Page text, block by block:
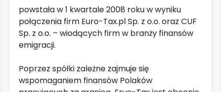
powstała w 1 kwartale 2008 roku w wyniku
połączenia firm Euro-Tax.pl Sp. z o.o. oraz CUF
Sp. z o.o. – wiodących firm w branży finansów
emigracji.
Poprzez spółki zależne zajmuje się
wspomaganiem finansów Polaków